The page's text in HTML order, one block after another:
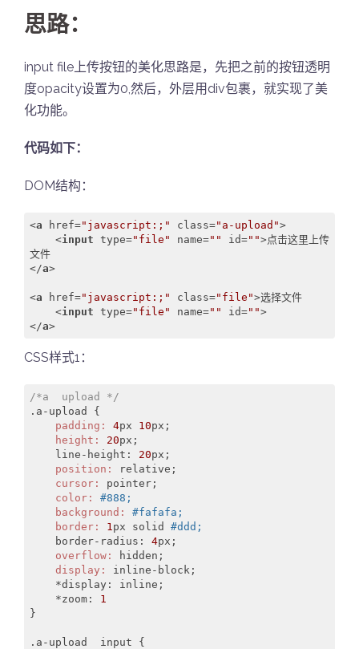
思路：
input file上传按钮的美化思路是，先把之前的按钮透明
度opacity设置为0,然后，外层用div包裹，就实现了美
化功能。
代码如下：
DOM结构：
<a href="javascript:;" class="a-upload">
<input type="file" name="" id="">点击这里上传
文件
</a>
<a href="javascript:;" class="file">选择文件
<input type="file" name="" id="">
</a>
CSS样式1：
/*a  upload */
.a- upload
    padding:
4px 10
    height:
20px;
    line-height:
20
    position:
    cursor:
    color:
#888;
    background:
#fafafa;
    border:
1 px solid #ddd;
    border-radius:
4
    overflow:
    display:
inline-block;
    *zoom:
1
}
.a-upload input